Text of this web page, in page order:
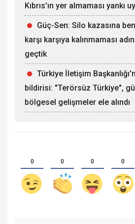
Kıbrıs'ın yer almaması yankı
Güç-Sen: Silo kazasına
karşı karşıya kalınmaması
geçtik
Türkiye İletişim
bildirisi: "Terörsüz Türkiye",
bölgesel gelişmeler ele alındı
0 0 0 0